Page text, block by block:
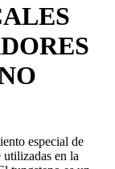
especial de
en la